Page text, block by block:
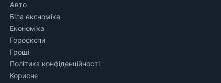
Авто
Біла економіка
Економіка
Гороскопи
Гроші
Політика конфіденційності
Корисне